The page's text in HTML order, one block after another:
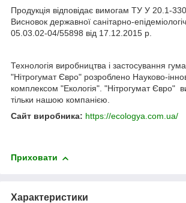
Продукція відповідає вимогам ТУ У 20.1-
Висновок державної санітарно-
05.03.02-04/55898 від 17.12.2015 р.
Технологія виробництва і застосування
"Нітрогумат Євро" розроблено Науково-
комплексом "Екологія". "Нітрогумат Євро"
тільки нашою компанією.
Сайт виробника: https://ecologya.com.ua/
Приховати
Характеристики